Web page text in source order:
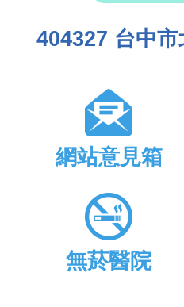
404327 台中
網站意見箱
無菸醫院